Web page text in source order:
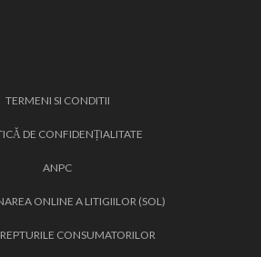
TERMENI SI CONDITII
DE CONFIDENȚIALITATE
ANPC
ONLINE A LITIGIILOR (SOL)
CONSUMATORILOR